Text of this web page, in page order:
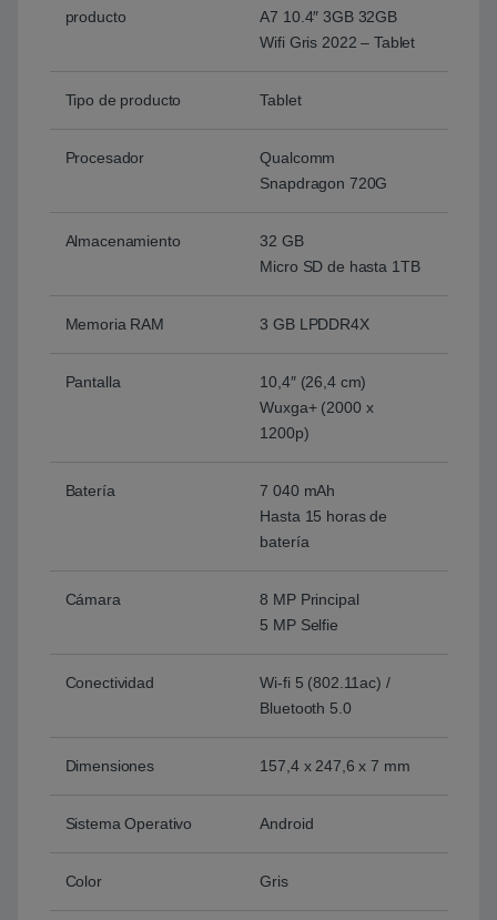
producto
A7 10.4″ 3GB 32GB
Wifi Gris 2022 – Tablet
Tipo de producto Tablet
Procesador
Qualcomm
Snapdragon 720G
Almacenamiento
32 GB
Micro SD de hasta 1TB
Memoria RAM 3 GB LPDDR4X
Pantalla
10,4″ (26,4 cm)
Wuxga+ (2000 x
1200p)
Batería
7 040 mAh
Hasta 15 horas de
batería
Cámara
8 MP Principal
5 MP Selfie
Conectividad
Wi-fi 5 (802.11ac) /
Bluetooth 5.0
Dimensiones 157,4 x 247,6 x 7 mm
Sistema Operativo Android
Color Gris